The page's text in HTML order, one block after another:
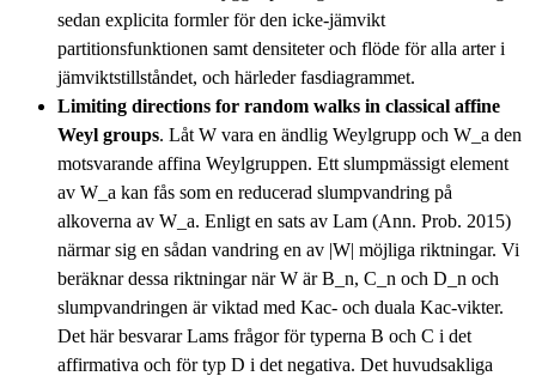
sedan explicita formler för den icke-jämvikt
partitionsfunktionen samt densiteter och flöde för alla arter i
jämviktstillståndet, och härleder fasdiagrammet.
Limiting directions for random walks in classical affine
Weyl groups. Låt W vara en ändlig Weylgrupp och W_a den
motsvarande affina Weylgruppen. Ett slumpmässigt element
av W_a kan fås som en reducerad slumpvandring på
alkoverna av W_a. Enligt en sats av Lam (Ann. Prob. 2015)
närmar sig en sådan vandring en av |W| möjliga riktningar. Vi
beräknar dessa riktningar när W är B_n, C_n och D_n och
slumpvandringen är viktad med Kac- och duala Kac-vikter.
Det här besvarar Lams frågor för typerna B och C i det
affirmativa och för typ D i det negativa. Det huvudsakliga